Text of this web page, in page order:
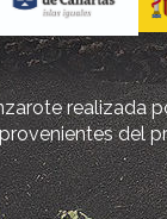
realizada
del